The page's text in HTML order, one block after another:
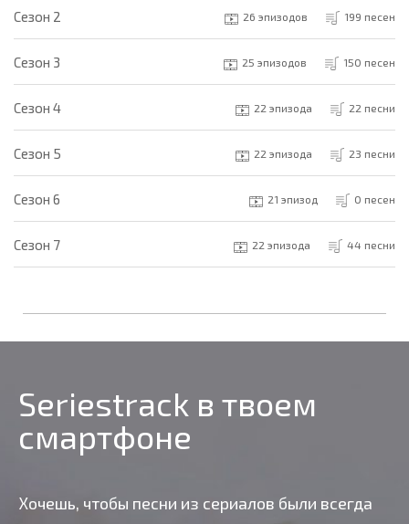
Cезон 2 26 эпизодов 199 песен
Cезон 3 25 эпизодов 150 песен
Cезон 4 22 эпизода 22 песни
Cезон 5 22 эпизода 23 песни
Cезон 6 21 эпизод 0 песен
Cезон 7 22 эпизода 44 песни
Seriestrack в твоем
смартфоне
Хочешь, чтобы песни из сериалов были всегда